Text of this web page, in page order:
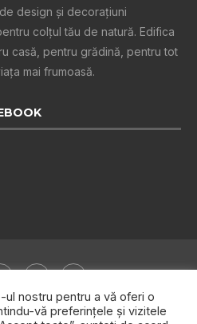
design şi decoraţiuni
colţul tău de natură. Edifica
casă, pentru grădină, pentru tot
mai frumoasă.
nostru pentru a vă oferi o
vă preferințele și vizitele